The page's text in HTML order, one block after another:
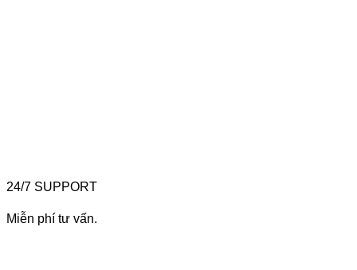
24/7 SUPPORT
Miễn phí tư vấn.